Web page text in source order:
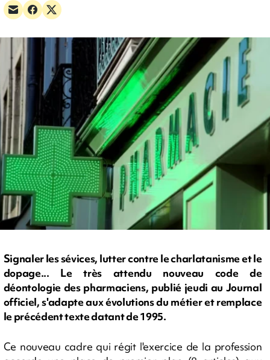
Signaler les sévices, lutter contre le charlatanisme et le
dopage... Le très attendu nouveau code de
déontologie des pharmaciens, publié jeudi au Journal
officiel, s'adapte aux évolutions du métier et remplace
le précédent texte datant de 1995.
Ce nouveau cadre qui régit l'exercice de la profession